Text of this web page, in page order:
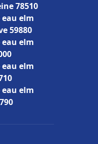
78510
elm
59880
elm
elm
elm